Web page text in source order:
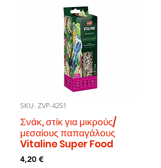
SKU: ZVP-4251
Σνάκ, στίκ για μικρούς/
μεσαίους παπαγάλους
Vitaline Super Food
4,20 €Цена